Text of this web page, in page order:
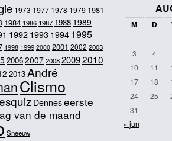
1973 1977 1978 1979 1981
1984 1986 1987 1988 1989
19921993 1994 1995
1998 1999 2000 2001 2002 2003
20062007200820092010
2013André
Clismo
Denneseerste
van de maand
Sneeuw
M D
3
4
10
11
17
18
24
25
31
« jun